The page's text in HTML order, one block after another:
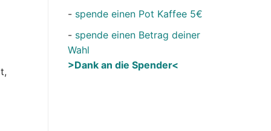
- spende einen Pot Kaffee 5€
- spende einen Betrag deiner
Wahl
>Dank an die Spender<